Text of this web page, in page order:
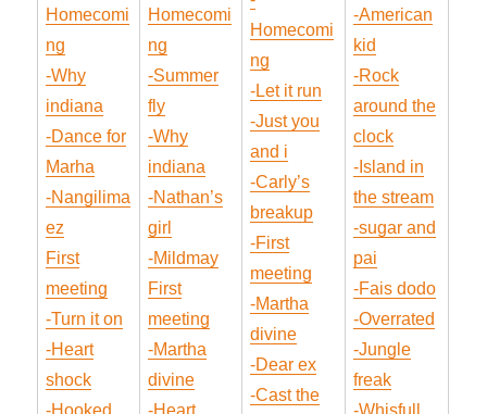
Homecomi
ng
-Why
indiana
-Dance for
Marha
-Nangilima
ez
First
meeting
-Turn it on
-Heart
shock
-Hooked
Homecomi
ng
-Summer
fly
-Why
indiana
-Nathan’s
girl
-Mildmay
First
meeting
-Martha
divine
-Heart
Homecomi
ng
-Let it run
-Just you
and i
-Carly’s
breakup
-First
meeting
-Martha
divine
-Dear ex
-Cast the
-American
kid
-Rock
around the
clock
-Island in
the stream
-sugar and
pai
-Fais dodo
-Overrated
-Jungle
freak
-Whisfull